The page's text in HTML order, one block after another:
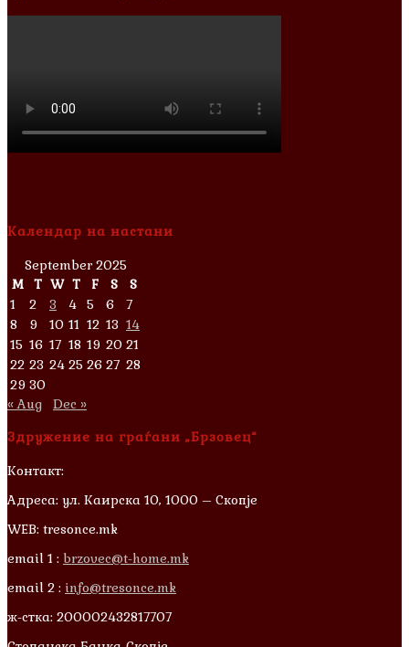
Календар на настани
September 2025
M
T W T F S
S
1
2 3 4 5 6
7
8
9 10 11 12 13 14
15 16 17 18 19 20 21
22 23 24 25 26 27 28
29 30
« Aug
Dec »
Здружение на граѓани „Брзовец“
Контакт:
Адреса: ул. Каирска 10, 1000 – Скопје
WEB: tresonce.mk
email 1 : brzovec@t-home.mk
email 2 : info@tresonce.mk
ж-стка: 200002432817707